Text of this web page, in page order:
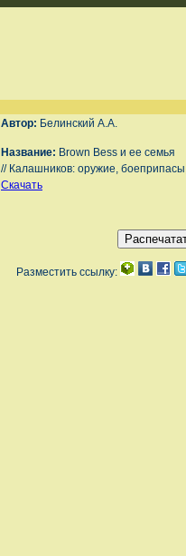
Автор: Белинский А.А.
Название: Brown Bess и ее семья
// Калашников: оружие,
Скачать
Разместить ссылку: